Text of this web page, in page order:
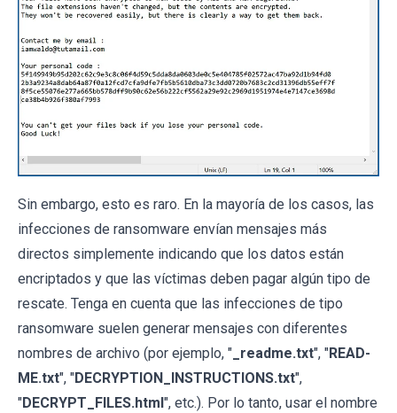
Sin embargo, esto es raro. En la mayoría de los casos, las
infecciones de ransomware envían mensajes más
directos simplemente indicando que los datos están
encriptados y que las víctimas deben pagar algún tipo de
rescate. Tenga en cuenta que las infecciones de tipo
ransomware suelen generar mensajes con diferentes
nombres de archivo (por ejemplo, " _readme.txt", "READ-
ME.txt", "DECRYPTION_INSTRUCTIONS.txt",
"DECRYPT_FILES.html", etc.). Por lo tanto, usar el nombre